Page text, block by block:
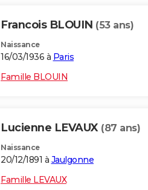
Francois BLOUIN (53 ans)
Naissance
16/03/1936 à Paris
Famille BLOUIN
Lucienne LEVAUX (87 ans)
Naissance
20/12/1891 à Jaulgonne
Famille LEVAUX